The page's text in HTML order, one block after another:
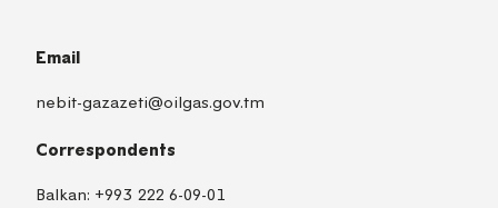
Email
nebit-gazazeti@oilgas.gov.tm
Correspondents
Balkan: +993 222 6-09-01